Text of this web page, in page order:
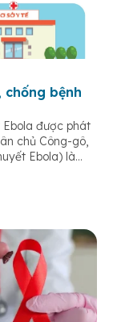
bệnh
được phát
chủ Công-gô,
Ebola) là